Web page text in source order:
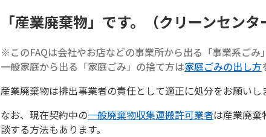
「産業廃棄物」です。（クリーンセン
※このFAQは会社やお店などの事業所から出る「事業系ごみ
一般家庭から出る「家庭ごみ」の捨て方は家庭ごみの出し方
産業廃棄物は排出事業者の責任として適正に処分をお願いし
なお、現在契約中の一般廃棄物収集運搬許可業者は産業廃棄
談する方法もあります。